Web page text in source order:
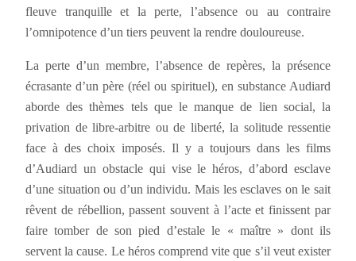
fleuve tranquille et la perte, l’absence ou au contraire
l’omnipotence d’un tiers peuvent la rendre douloureuse.
La perte d’un membre, l’absence de repères, la présence
écrasante d’un père (réel ou spirituel), en substance Audiard
aborde des thèmes tels que le manque de lien social, la
privation de libre-arbitre ou de liberté, la solitude ressentie
face à des choix imposés. Il y a toujours dans les films
d’Audiard un obstacle qui vise le héros, d’abord esclave
d’une situation ou d’un individu. Mais les esclaves on le sait
rêvent de rébellion, passent souvent à l’acte et finissent par
faire tomber de son pied d’estale le « maître » dont ils
servent la cause. Le héros comprend vite que s’il veut exister